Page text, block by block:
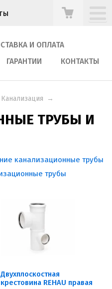
И ОПЛАТА
ГАРАНТИИ КОНТАКТЫ
Канализация →
ТРУБЫ И
канализационные трубы
трубы
Двухплоскостная
крестовина REHAU правая